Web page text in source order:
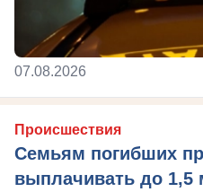
07.08.2026
Происшествия
Семьям погибших
выплачивать до 1,5